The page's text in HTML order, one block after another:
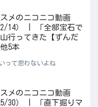
メのニコニコ動画
14） | 「全部宝石で
行ってきた【ずんだ
5本
って思わないよね
メのニコニコ動画
30） | 「直下掘りマ